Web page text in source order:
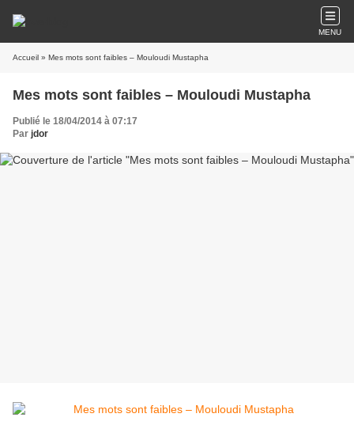
MENU
Accueil » Mes mots sont faibles – Mouloudi Mustapha
Mes mots sont faibles – Mouloudi Mustapha
Publié le 18/04/2014 à 07:17
Par jdor